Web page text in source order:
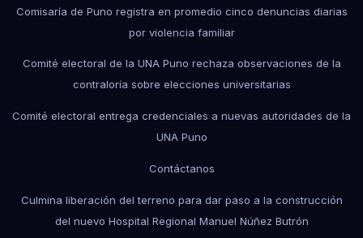
Comisaría de Puno registra en promedio cinco denuncias diarias
por violencia familiar
Comité electoral de la UNA Puno rechaza observaciones de la
contraloría sobre elecciones universitarias
Comité electoral entrega credenciales a nuevas autoridades de la
UNA Puno
Contáctanos
Culmina liberación del terreno para dar paso a la construcción
del nuevo Hospital Regional Manuel Núñez Butrón